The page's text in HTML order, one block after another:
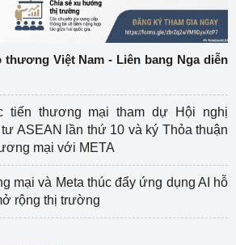
thương Việt Nam - Liên bang Nga diễn
tiến thương mại tham dự Hội nghị
ASEAN lần thứ 10 và ký Thỏa thuận
mại với META
mại và Meta thúc đẩy ứng dụng AI hỗ
rộng thị trường